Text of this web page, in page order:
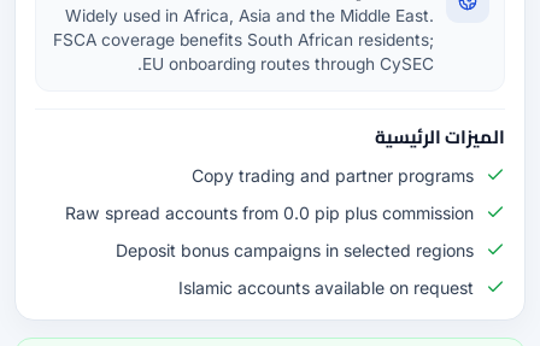
Widely used in Africa, Asia and the Middle East.
FSCA coverage benefits South African residents;
EU onboarding routes through CySEC.
الميزات الرئيسية
Copy trading and partner programs
Raw spread accounts from 0.0 pip plus commission
Deposit bonus campaigns in selected regions
Islamic accounts available on request